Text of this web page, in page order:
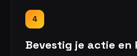
4
Bevestig je actie en